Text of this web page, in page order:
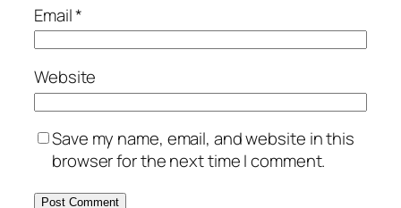
Email*
Website
Save my name, email, and website in this
browser for the next time I comment.